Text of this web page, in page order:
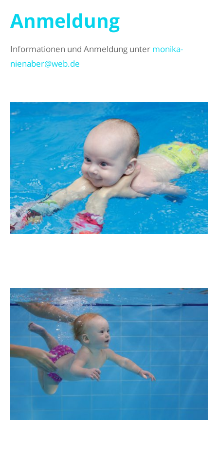
Anmeldung
Informationen und Anmeldung unter monika-
nienaber@web.de